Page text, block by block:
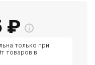
₽
только при
товаров в